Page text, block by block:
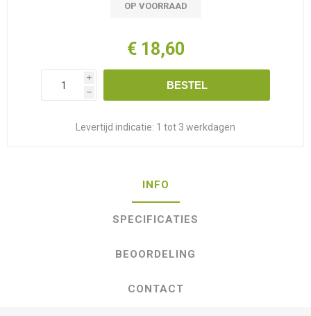
OP VOORRAAD
€ 18,60
i
h
BESTEL
Levertijd indicatie: 1 tot 3 werkdagen
INFO
SPECIFICATIES
BEOORDELING
CONTACT